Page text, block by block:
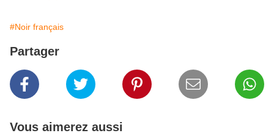
#Noir français
Partager
Vous aimerez aussi